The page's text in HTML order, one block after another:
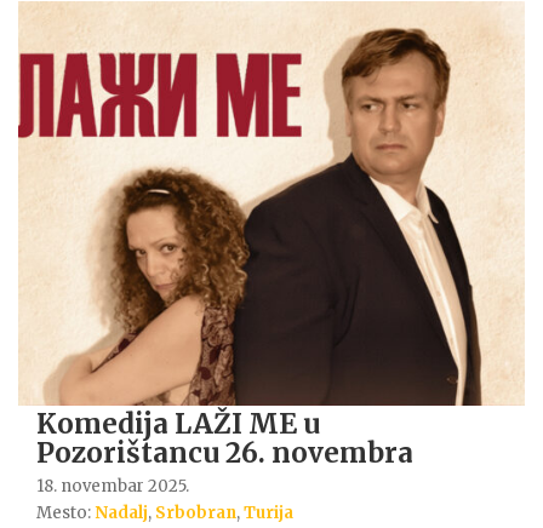
Komedija LAŽI ME u
Pozorištancu 26. novembra
18. novembar 2025.
Mesto:Nadalj, Srbobran,Turija